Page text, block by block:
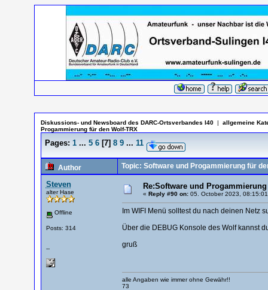
Diskussions- und Newsboard des DARC-Ortsverbandes I40 |
allgemeine
Progammierung für den Wolf-TRX
Pages: 1 ... 5 6[7] 8 9 ... 11
Author Topic: Software und Progammierung für
Steven
alter Hase
Offline
Posts: 314
--
Re:Software und
« Reply #90 on:05. October 2023,
Im WIFI Menü solltest du nach deinen Netz
Über die DEBUG Konsole des Wolf kannst
gruß
alle Angaben wie immer ohne Gewähr!!
73